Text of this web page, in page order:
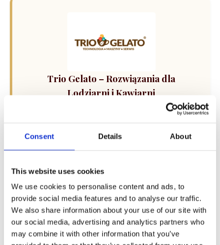
Consent Details About
This website uses cookies
We use cookies to personalise content and ads, to
provide social media features and to analyse our traffic.
We also share information about your use of our site with
our social media, advertising and analytics partners who
may combine it with other information that you’ve
Trio Gelato – Rozwiązania dla
Lodziarni i Kawiarni
Kompleksowe wsparcie dla Twojego biznesu: od
ekspresów do kawy, po profesjonalny serwis i
szkolenia technologiczne. Skorzystaj z